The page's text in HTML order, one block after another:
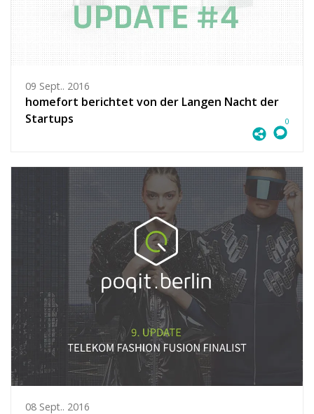
09 Sept.. 2016
homefort berichtet von der Langen Nacht der
Startups
0
08 Sept.. 2016